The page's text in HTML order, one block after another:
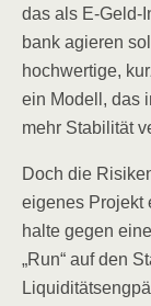
das als
bank agie­ren
hoch­wer­ti­ge,
ein Modell, das
mehr Sta­bi­li­tät
Doch die
eige­nes Pro­jekt
hal­te gegen
„Run“ auf den